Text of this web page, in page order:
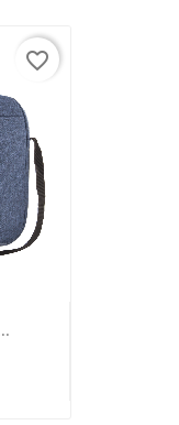
favorite_border